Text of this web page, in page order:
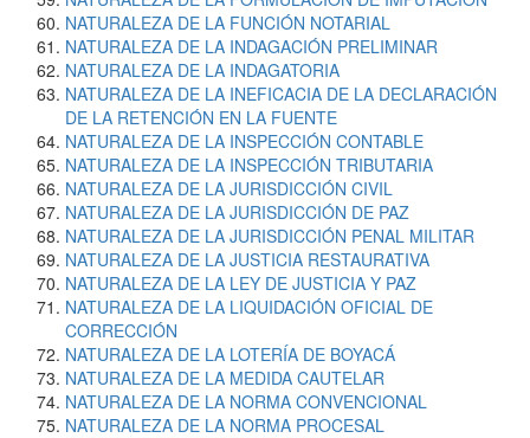
NATURALEZA DE LA FUNCIÓN NOTARIAL
NATURALEZA DE LA INDAGACIÓN PRELIMINAR
NATURALEZA DE LA INDAGATORIA
NATURALEZA DE LA INEFICACIA DE LA DECLARACIÓN
DE LA RETENCIÓN EN LA FUENTE
NATURALEZA DE LA INSPECCIÓN CONTABLE
NATURALEZA DE LA INSPECCIÓN TRIBUTARIA
NATURALEZA DE LA JURISDICCIÓN CIVIL
NATURALEZA DE LA JURISDICCIÓN DE PAZ
NATURALEZA DE LA JURISDICCIÓN PENAL MILITAR
NATURALEZA DE LA JUSTICIA RESTAURATIVA
NATURALEZA DE LA LEY DE JUSTICIA Y PAZ
NATURALEZA DE LA LIQUIDACIÓN OFICIAL DE
CORRECCIÓN
NATURALEZA DE LA LOTERÍA DE BOYACÁ
NATURALEZA DE LA MEDIDA CAUTELAR
NATURALEZA DE LA NORMA CONVENCIONAL
NATURALEZA DE LA NORMA PROCESAL